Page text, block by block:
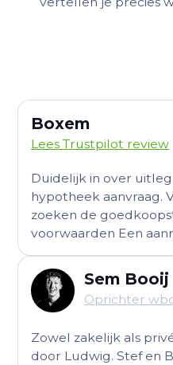
Boxem
Lees Trustpilot review
Duidelijk in over
hypotheek aanvraag.
zoeken de
voorwaarden Een
Sem Booij
Oprichter
Zowel zakelijk als
door Ludwig. Stef en